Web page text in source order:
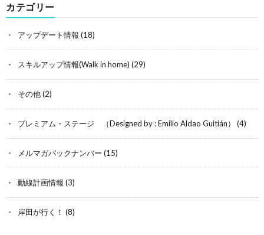
カテゴリー
アップデート情報 (18)
スキルアップ情報(Walk in home) (29)
その他(2)
プレミアム・ステージ （Designed by : Emilio Aldao Guitián） (4)
メルマガバックナンバー (15)
動線計画情報 (3)
岸田が行く！ (8)